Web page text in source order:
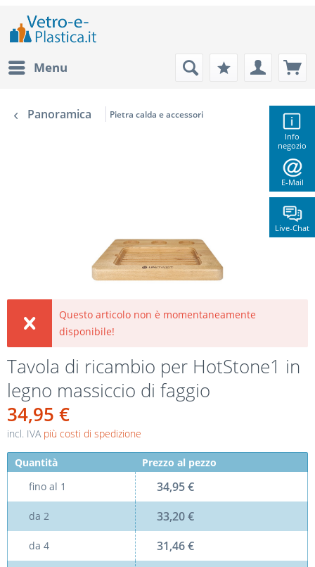
Info
negozio
E-Mail
Live-Chat
Menu
Panoramica Pietra calda e accessori
Questo articolo non è momentaneamente
disponibile!
Tavola di ricambio per HotStone1 in
legno massiccio di faggio
34,95 €
incl. IVA più costi di spedizione
Quantità
Prezzo al pezzo
fino al 1 34,95 €
da 2 33,20 €
da 4 31,46 €